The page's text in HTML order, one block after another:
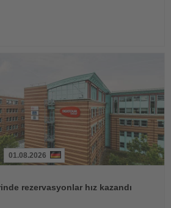
01.08.2026
rezervasyonlar hız kazandı